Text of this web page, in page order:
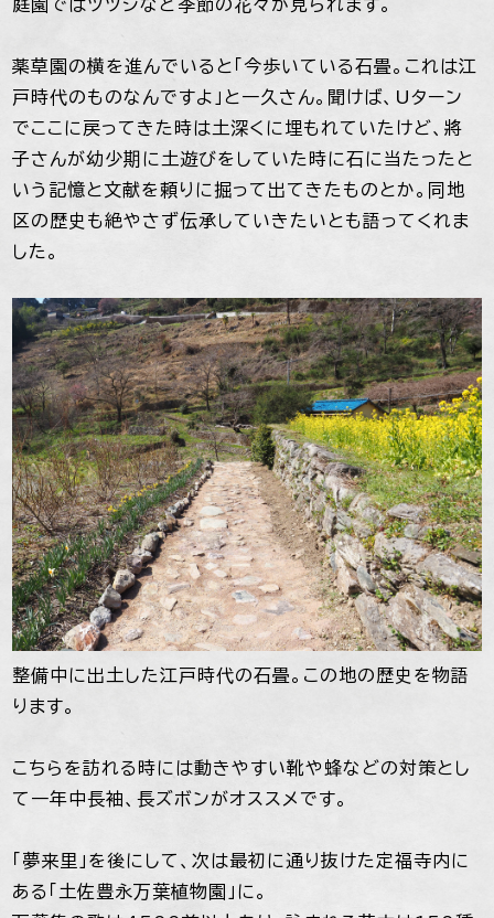
庭園ではツツジなど季節の花々が見られます。
薬草園の横を進んでいると「今歩いている石畳。これは江
戸時代のものなんですよ」と一久さん。聞けば、Uターン
でここに戻ってきた時は土深くに埋もれていたけど、將
子さんが幼少期に土遊びをしていた時に石に当たったと
いう記憶と文献を頼りに掘って出てきたものとか。同地
区の歴史も絶やさず伝承していきたいとも語ってくれま
した。
整備中に出土した江戸時代の石畳。この地の歴史を物語
ります。
こちらを訪れる時には動きやすい靴や蜂などの対策とし
て一年中長袖、長ズボンがオススメです。
「夢来里」を後にして、次は最初に通り抜けた定福寺内に
ある「土佐豊永万葉植物園」に。